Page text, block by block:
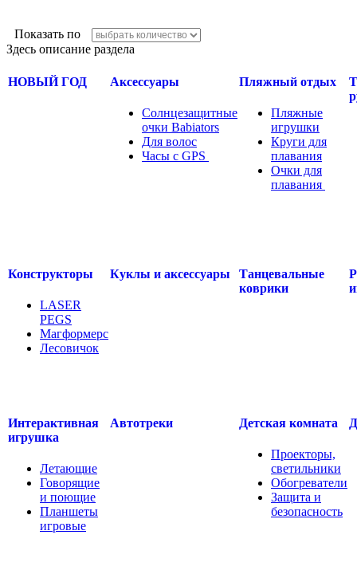
Показать по
Здесь описание раздела
НОВЫЙ ГОД Аксессуары
Солнцезащитные
очки Babiators
Для волос
Часы с GPS
Пляжный отдых
Пляжные
игрушки
Круги для
плавания
Очки для
плавания
Конструкторы
LASER
PEGS
Магформерс
Лесовичок
Куклы и аксессуары
Танцевальные
коврики
Интерактивная
игрушка
Летающие
Говорящие
и поющие
Планшеты
игровые
Автотреки Детская комната
Проекторы,
светильники
Обогреватели
Защита и
безопасность